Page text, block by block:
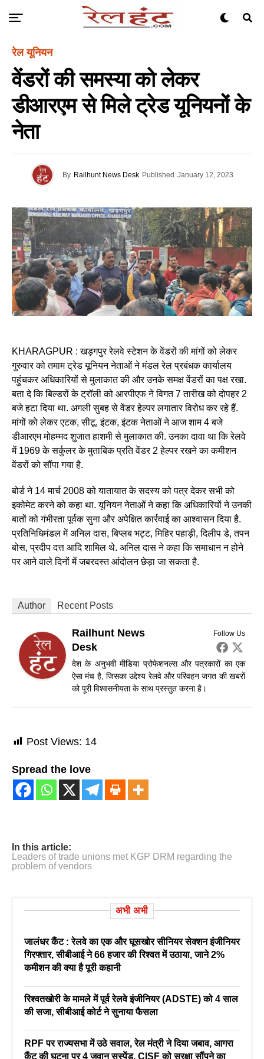
रेल यूनियन
वेंडरों की समस्या को लेकर
डीआरएम से मिले ट्रेड यूनियनों के
नेता
By Railhunt News Desk Published January 12, 2023
KHARAGPUR : खड़गपुर रेलवे स्टेशन के वेंडरों की मांगों को लेकर
गुरुवार को तमाम ट्रेड यूनियन नेताओं ने मंडल रेल प्रबंधक कार्यालय
पहुंचकर अधिकारियों से मुलाकात की और उनके समक्ष वेंडरों का पक्ष रखा.
बता दे कि बिल्डरों के ट्रॉली को आरपीएफ ने विगत 7 तारीख को दोपहर 2
बजे हटा दिया था. अगली सुबह से वेंडर हेल्पर लगातार विरोध कर रहे हैं.
मांगों को लेकर एटक, सीटू, इंटक, इंटक नेताओं ने आज शाम 4 बजे
डीआरएम मोहम्मद शुजात हाशमी से मुलाकात की. उनका दावा था कि रेलवे
में 1969 के सर्कुलर के मुताबिक प्रति वेंडर 2 हेल्पर रखने का कमीशन
वेंडरों को सौंपा गया है.
बोर्ड ने 14 मार्च 2008 को यातायात के सदस्य को पत्र देकर सभी को
इकोमेट करने को कहा था. यूनियन नेताओं ने कहा कि अधिकारियों ने उनकी
बातों को गंभीरता पूर्वक सुना और अपेक्षित कार्रवाई का आश्वासन दिया है.
प्रतिनिधिमंडल में अनिल दास, बिप्लब भट्ट, मिहिर पहाड़ी, दिलीप डे, तपन
बोस, प्रदीप दत्त आदि शामिल थे. अनिल दास ने कहा कि समाधान न होने
पर आने वाले दिनों में जबरदस्त आंदोलन छेड़ा जा सकता है.
Author Recent Posts
Follow Us
Railhunt News
Desk
देश के अनुभवी मीडिया प्रोफेशनल्स और पत्रकारों का एक
ऐसा मंच है, जिसका उद्देश्य रेलवे और परिवहन जगत की खबरों
को पूरी विश्वसनीयता के साथ प्रस्तुत करना है।
Post Views: 14
Spread the love
In this article:
Leaders of trade unions met KGP DRM regarding the
problem of vendors
अभी अभी
जालंधर कैंट : रेलवे का एक और घूसखोर सीनियर सेक्शन इंजीनियर
गिरफ्तार, सीबीआई ने 66 हजार की रिश्वत में उठाया, जाने 2%
कमीशन की क्या है पूरी कहानी
रिश्वतखोरी के मामले में पूर्व रेलवे इंजीनियर (ADSTE) को 4 साल
की सजा, सीबीआई कोर्ट ने सुनाया फैसला
RPF पर राज्यसभा में उठे सवाल, रेल मंत्री ने दिया जबाव, आगरा
कैंट की घटना पर 4 जवान सस्पेंड, CISF को सुरक्षा सौंपने का